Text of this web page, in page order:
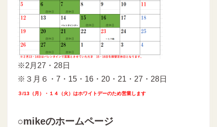
※2月27・28日
※３月６・7・15・16・20・21・27・28日
３/13（月）・１４（火）はホワイトデーのため営業します
○mikeのホームページ